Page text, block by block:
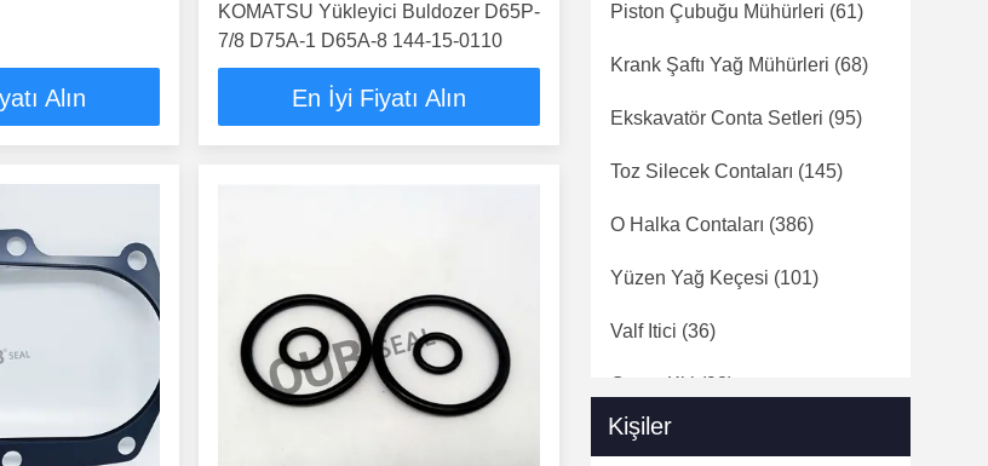
Alın
KOMATSU Yükleyici Buldozer D65P-
7/8 D75A-1 D65A-8 144-15-0110
En İyi Fiyatı Alın
Piston Çubuğu Mühürleri (61)
Krank Şaftı Yağ Mühürleri (68)
Ekskavatör Conta Setleri (95)
Toz Silecek Contaları (145)
O Halka Contaları (386)
Yüzen Yağ Keçesi (101)
Valf Itici (36)
Conta Kiti (92)
Motor Turboşarjları
Kişiler